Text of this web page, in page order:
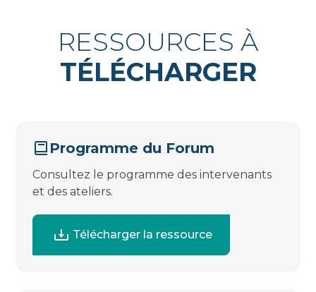
RESSOURCES À
TÉLÉCHARGER
Programme du Forum
Consultez le programme des intervenants
et des ateliers.
Télécharger la ressource